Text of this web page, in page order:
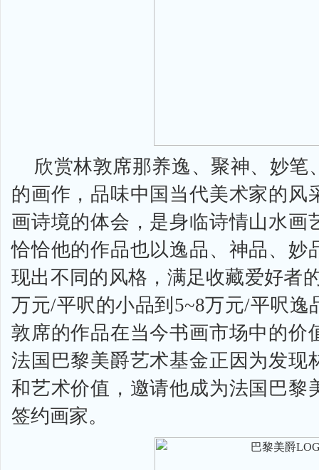
欣赏林敦席那养逸、聚神、妙笔
的画作，品味中国当代美术家的风
画诗境的体会，是身临诗情山水画
恰恰他的作品也以逸品、神品、妙
现出不同的风格，满足收藏爱好者
万元/平呎的小品到5~8万元/平呎逸
敦席的作品在当今书画市场中的价
法国巴黎美爵艺术基金正因为发现
和艺术价值，邀请他成为法国巴黎
签约画家。